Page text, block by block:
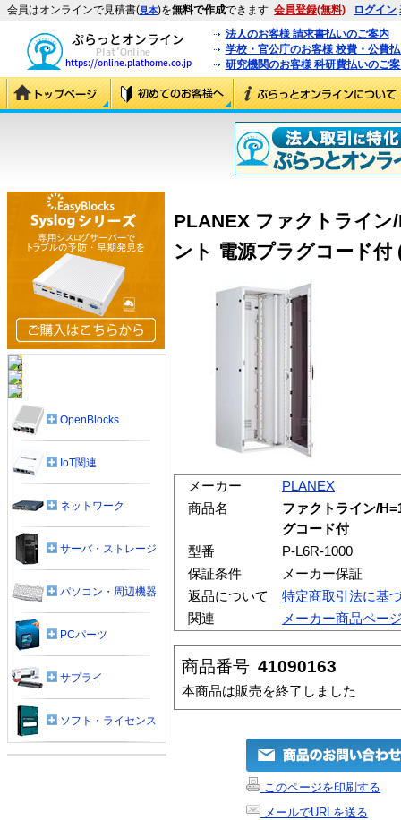
会員はオンラインで見積書(見本)を無料で作成できます 会員登録(無料) ログイン
法人のお客様 請求書払いのご案内
学校・官公庁のお客様 校費・公費
研究機関のお客様 科研費払いのご
PLANEX ファクトライ
ント 電源プラグコード付
メーカー
PLANEX
商品名
ファクトライン/
グコード付
型番
P-L6R-1000
保証条件
メーカー保証
返品について
特定商取引法に基
関連
メーカー商品ペー
商品番号 41090163
本商品は販売を終了しました
このページを印刷する
メールでURLを送る
OpenBlocks
IoT関連
ネットワーク
サーバ・ストレージ
パソコン・周辺機器
PCパーツ
サプライ
ソフト・ライセンス